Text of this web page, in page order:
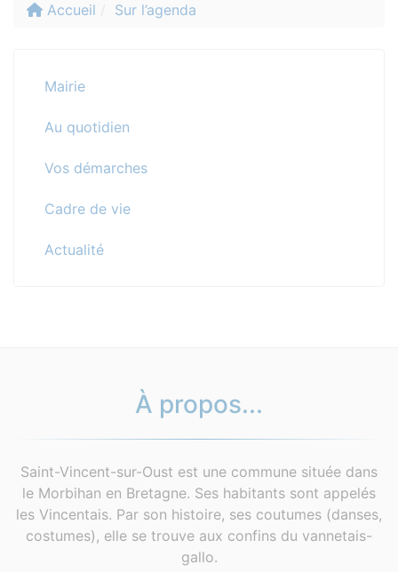
Accueil Sur l’agenda
Mairie
Au quotidien
Vos démarches
Cadre de vie
Actualité
À propos...
Saint-Vincent-sur-Oust est une commune située dans
le Morbihan en Bretagne. Ses habitants sont appelés
les Vincentais. Par son histoire, ses coutumes (danses,
costumes), elle se trouve aux confins du vannetais-
gallo.